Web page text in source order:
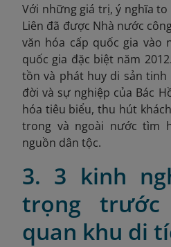
Với những giá trị, ý nghĩa
Liên đã được Nhà nước
văn hóa cấp quốc gia vào
quốc gia đặc biệt năm
tồn và phát huy di sản tinh
đời và sự nghiệp của Bác
hóa tiêu biểu, thu hút
trong và ngoài nước tìm
nguồn dân tộc.
3. 3 kinh
trọng
quan khu di